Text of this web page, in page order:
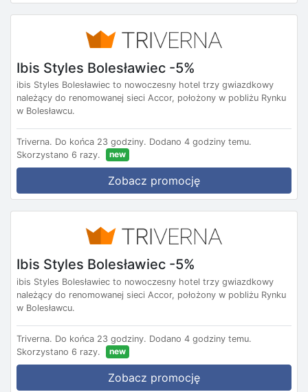
Ibis Styles Bolesławiec -5%
ibis Styles Bolesławiec to nowoczesny hotel trzy gwiazdkowy
należący do renomowanej sieci Accor, położony w pobliżu Rynku
w Bolesławcu.
Triverna. Do końca 23 godziny. Dodano 4 godziny temu.
Skorzystano 6 razy.
new
Zobacz promocję
Ibis Styles Bolesławiec -5%
ibis Styles Bolesławiec to nowoczesny hotel trzy gwiazdkowy
należący do renomowanej sieci Accor, położony w pobliżu Rynku
w Bolesławcu.
Triverna. Do końca 23 godziny. Dodano 4 godziny temu.
Skorzystano 6 razy.
new
Zobacz promocję